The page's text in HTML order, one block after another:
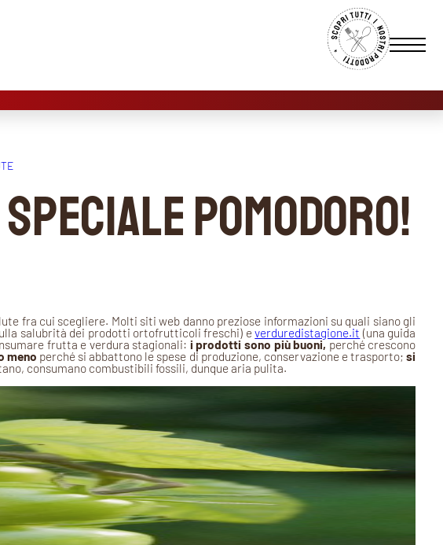
pomodoro!
fra cui scegliere. Molti siti web danno preziose informazioni su quali siano gli
salubrità dei prodotti ortofrutticoli freschi) everduredistagione.it (una guida
frutta e verdura stagionali: i prodotti sono più buoni, perché crescono
meno perché si abbattono le spese di produzione, conservazione e trasporto;si
consumano combustibili fossili, dunque aria pulita.